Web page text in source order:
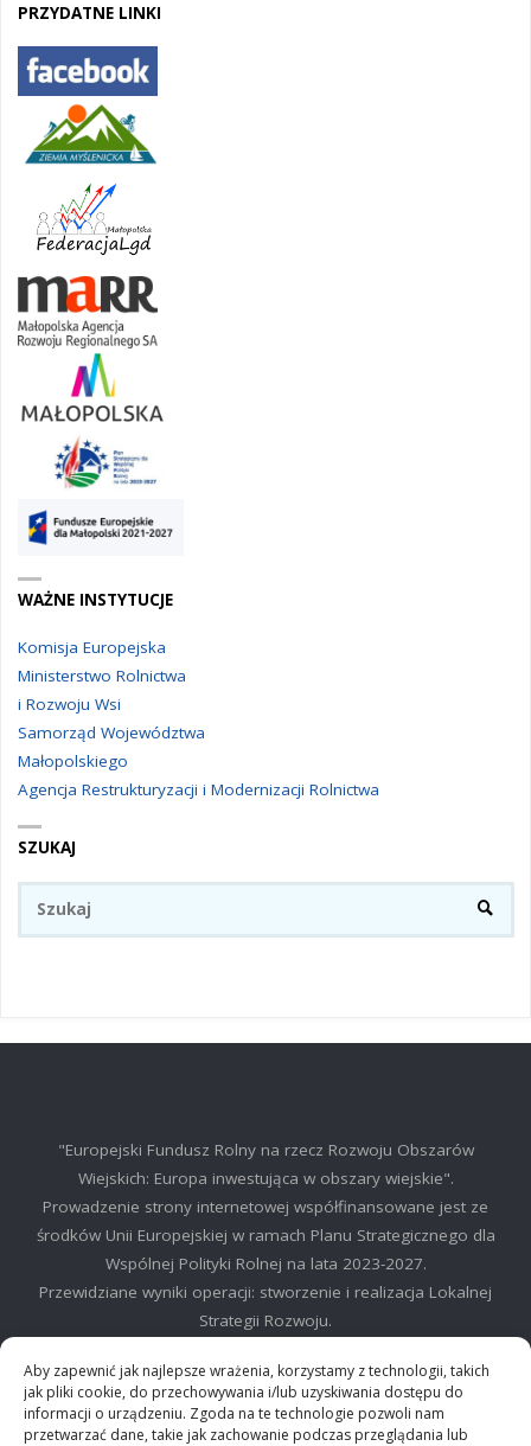
Aby zapewnić jak najlepsze wrażenia, korzystamy z technologii, takich
jak pliki cookie, do przechowywania i/lub uzyskiwania dostępu do
informacji o urządzeniu. Zgoda na te technologie pozwoli nam
przetwarzać dane, takie jak zachowanie podczas przeglądania lub
PRZYDATNE LINKI
WAŻNE INSTYTUCJE
Komisja Europejska
Ministerstwo Rolnictwa
i Rozwoju Wsi
Samorząd Województwa
Małopolskiego
Agencja Restrukturyzacji i Modernizacji Rolnictwa
SZUKAJ
"Europejski Fundusz Rolny na rzecz Rozwoju Obszarów
Wiejskich: Europa inwestująca w obszary wiejskie".
Prowadzenie strony internetowej współfinansowane jest ze
środków Unii Europejskiej w ramach Planu Strategicznego dla
Wspólnej Polityki Rolnej na lata 2023-2027.
Przewidziane wyniki operacji: stworzenie i realizacja Lokalnej
Strategii Rozwoju.